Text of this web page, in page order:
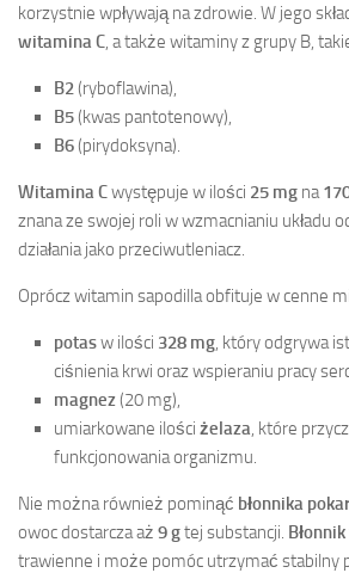
korzystnie wpływają na zdrowie. W jego
witamina C, a także witaminy z grupy B,
B2(ryboflawina),
B5(kwas pantotenowy),
B6(pirydoksyna).
Witamina Cwystępuje w ilości 25 mg na
znana ze swojej roli w wzmacnianiu układu
działania jako przeciwutleniacz.
Oprócz witamin sapodilla obfituje w cenne
potasw ilości 328 mg, który odgrywa
ciśnienia krwi oraz wspieraniu pracy
magnez(20 mg),
umiarkowane ilości żelaza, które
funkcjonowania organizmu.
Nie można również pominąć błonnika
owoc dostarcza aż 9 gtej substancji. Błonnik
trawienne i może pomóc utrzymać stabilny